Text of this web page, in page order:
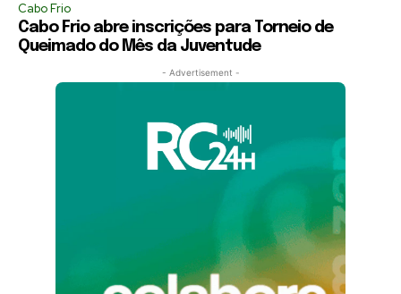
Cabo Frio
Cabo Frio abre inscrições para Torneio de
Queimado do Mês da Juventude
- Advertisement -